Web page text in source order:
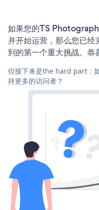
如果您的TS
并开始运营，那么您已经
到的第一个重大挑战。恭
但接下来是the hard part：
持更多的访问者？